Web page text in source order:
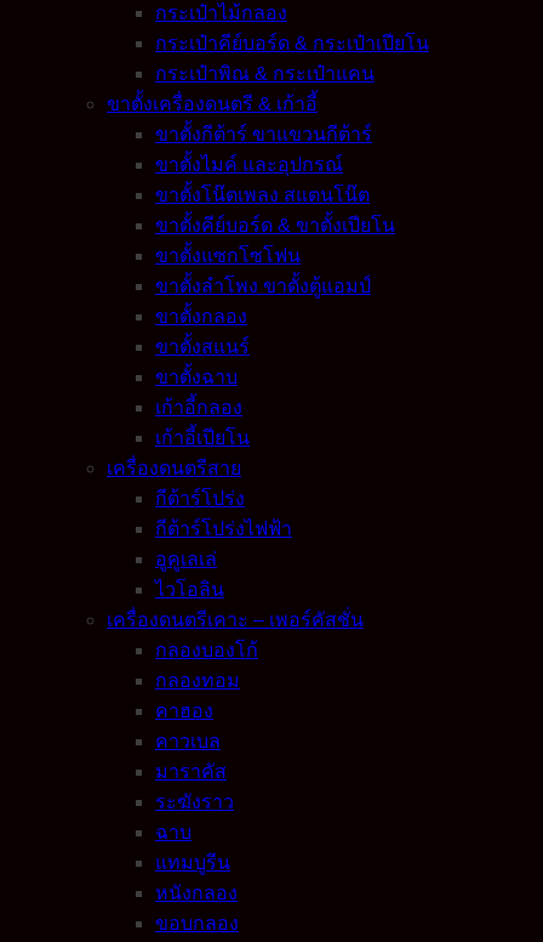
กระเป๋าไม้กลอง
กระเป๋าคีย์บอร์ด & กระเป๋าเปียโน
กระเป๋าพิณ & กระเป๋าแคน
ขาตั้งเครื่องดนตรี & เก้าอี้
ขาตั้งกีต้าร์ ขาแขวนกีต้าร์
ขาตั้งไมค์ และอุปกรณ์
ขาตั้งโน๊ตเพลง สแตนโน๊ต
ขาตั้งคีย์บอร์ด & ขาตั้งเปียโน
ขาตั้งแซกโซโฟน
ขาตั้งลำโพง ขาตั้งตู้แอมป์
ขาตั้งกลอง
ขาตั้งสแนร์
ขาตั้งฉาบ
เก้าอี้กลอง
เก้าอี้เปียโน
เครื่องดนตรีสาย
กีต้าร์โปร่ง
กีต้าร์โปร่งไฟฟ้า
อูคูเลเล่
ไวโอลิน
เครื่องดนตรีเคาะ – เพอร์คัสชั่น
กลองบองโก้
กลองทอม
คาฮอง
คาวเบล
มาราคัส
ระฆังราว
ฉาบ
แทมบูรีน
หนังกลอง
ขอบกลอง